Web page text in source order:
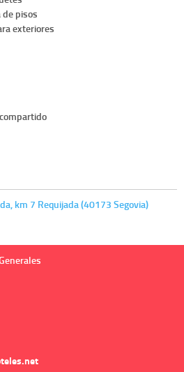
de pisos
exteriores
km 7 Requijada (40173 Segovia)